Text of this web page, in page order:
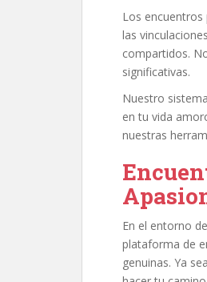
Los encuentros
las
compartidos.
significativas.
Nuestro
en tu vida
nuestras
En el entorno
plataforma de
genuinas. Ya